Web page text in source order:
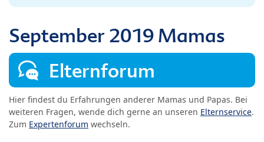
September 2019 Mamas
Elternforum
Hier findest du Erfahrungen anderer Mamas und Papas. Bei
weiteren Fragen, wende dich gerne an unseren Elternservice.
Zum Expertenforum wechseln.